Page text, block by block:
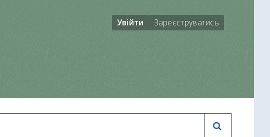
Увійти Зареєструватись